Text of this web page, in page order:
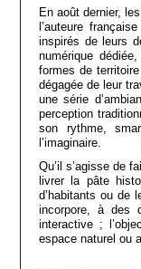
En août dernier,
l’auteure
inspirés de leurs
numérique
formes de
dégagée de leur
une série
perception
son rythme,
l’imaginaire.
Qu’il s’agisse de
livrer la pâte
d’habitants ou de
incorpore, à des
interactive ;
espace naturel ou